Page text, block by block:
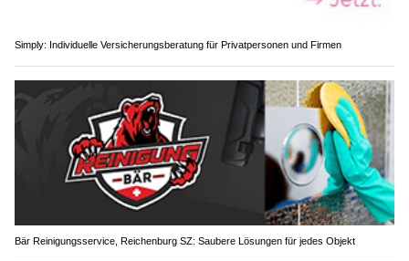
Simply: Individuelle Versicherungsberatung für Privatpersonen und Firmen
Bär Reinigungsservice, Reichenburg SZ: Saubere Lösungen für jedes Objekt